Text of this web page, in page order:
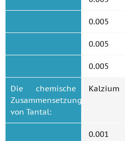
0.005
0.005
0.005
Die chemische
Zusammensetzung
von Tantal:
Kalzium
0.001